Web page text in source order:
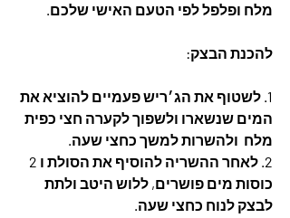
מלח ופלפל לפי הטעם האישי שלכם.
להכנת הבצק:
1. לשטוף את הג׳ריש פעמיים להוציא את
המים שנשארו ולשפוך לקערה חצי כפית
מלח  ולהשרות למשך כחצי שעה.
כוסות מים פושרים, ללוש היטב ולתת
לבצק לנוח כחצי שעה.